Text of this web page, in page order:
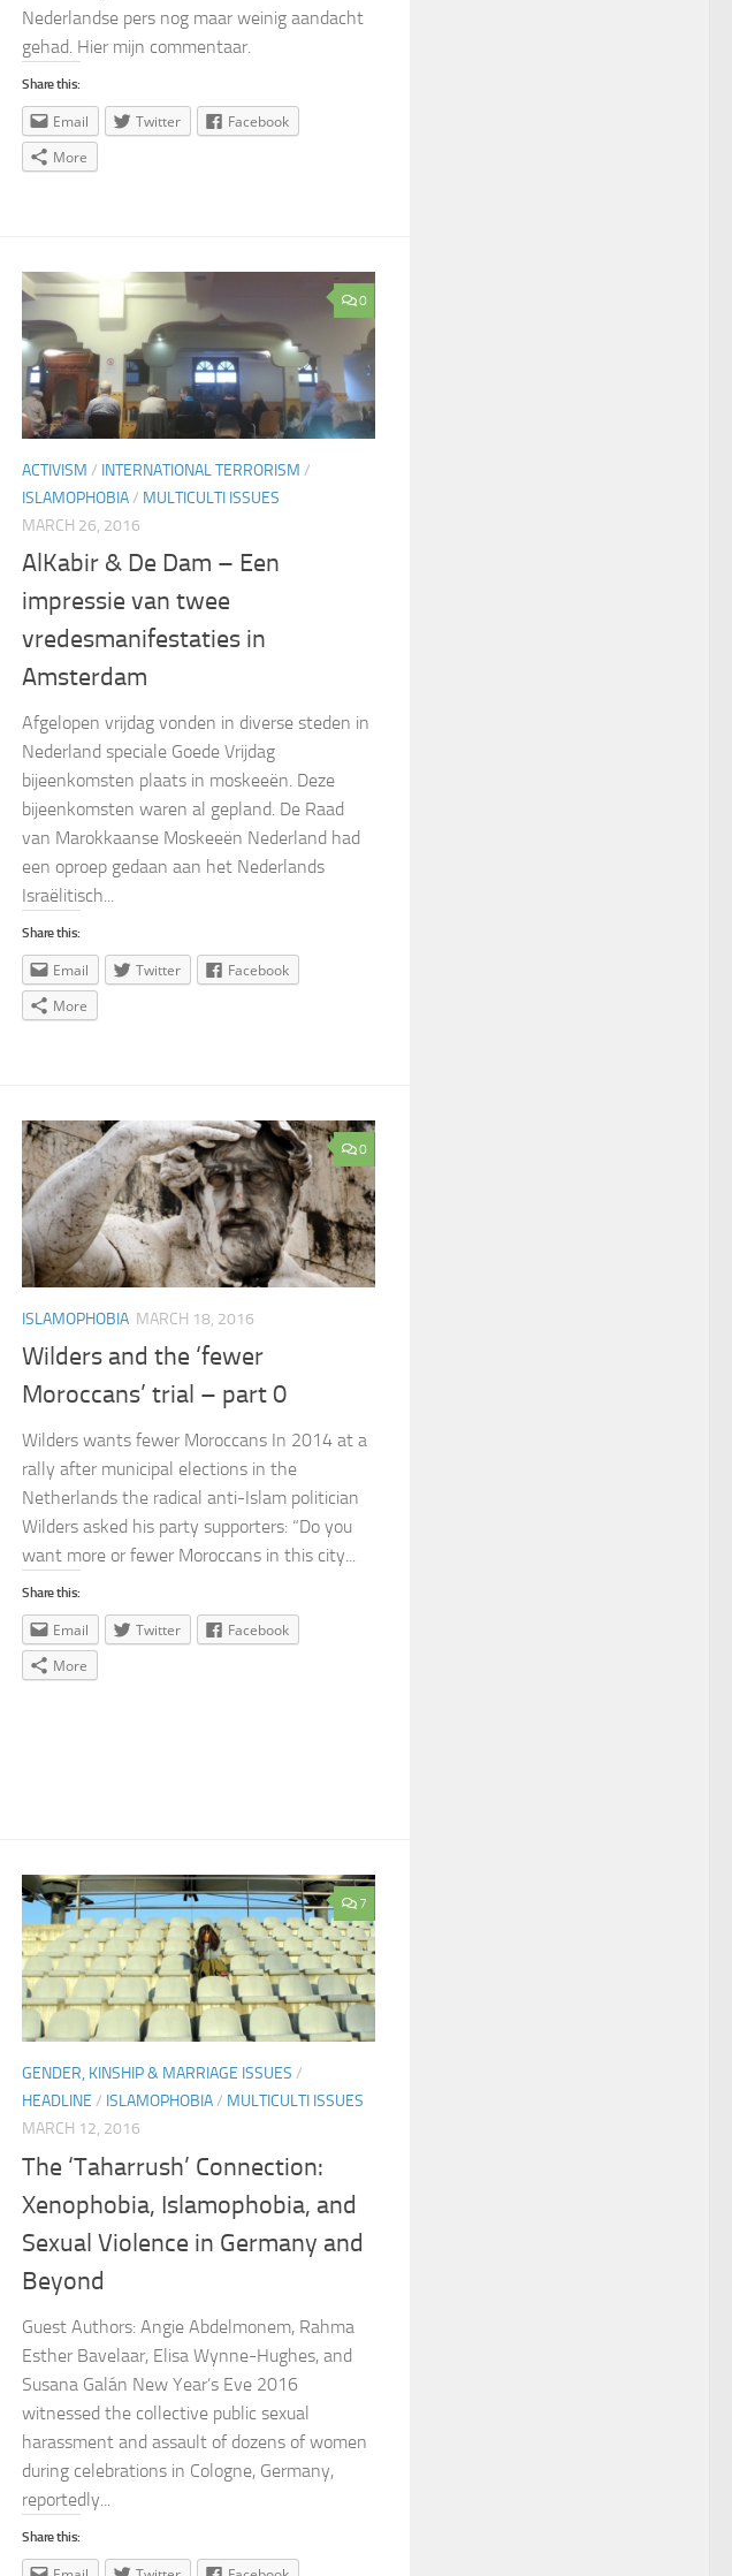
Nederlandse pers nog maar weinig aandacht
gehad. Hier mijn commentaar.
Share this:
Email Twitter
Facebook
More
0
ACTIVISM / INTERNATIONAL TERRORISM /
ISLAMOPHOBIA/ MULTICULTI ISSUES
MARCH 26, 2016
AlKabir & De Dam – Een
impressie van twee
vredesmanifestaties in
Amsterdam
Afgelopen vrijdag vonden in diverse steden in
Nederland speciale Goede Vrijdag
bijeenkomsten plaats in moskeeën. Deze
bijeenkomsten waren al gepland. De Raad
van Marokkaanse Moskeeën Nederland had
een oproep gedaan aan het Nederlands
Israëlitisch...
Share this:
Email Twitter
Facebook
More
0
ISLAMOPHOBIA MARCH 18, 2016
Wilders and the ‘fewer
Moroccans’ trial – part 0
Wilders wants fewer Moroccans In 2014 at a
rally after municipal elections in the
Netherlands the radical anti-Islam politician
Wilders asked his party supporters: “Do you
want more or fewer Moroccans in this city...
Share this:
Email Twitter
Facebook
More
7
GENDER, KINSHIP & MARRIAGE ISSUES /
HEADLINE / ISLAMOPHOBIA/ MULTICULTI ISSUES
MARCH 12, 2016
The ‘Taharrush’ Connection:
Xenophobia, Islamophobia, and
Sexual Violence in Germany and
Beyond
Guest Authors: Angie Abdelmonem, Rahma
Esther Bavelaar, Elisa Wynne-Hughes, and
Susana Galán New Year’s Eve 2016
witnessed the collective public sexual
harassment and assault of dozens of women
during celebrations in Cologne, Germany,
reportedly...
Share this: